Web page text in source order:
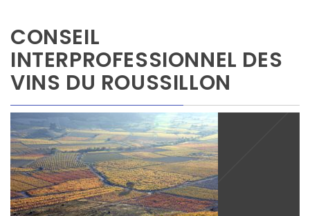
CONSEIL
INTERPROFESSIONNEL DES
VINS DU ROUSSILLON